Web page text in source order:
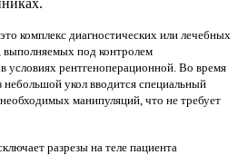
комплекс диагностических или лечебных
под контролем
условиях рентгеноперационной. Во время
укол вводится специальный
манипуляций, что не требует
разрезы на теле пациента